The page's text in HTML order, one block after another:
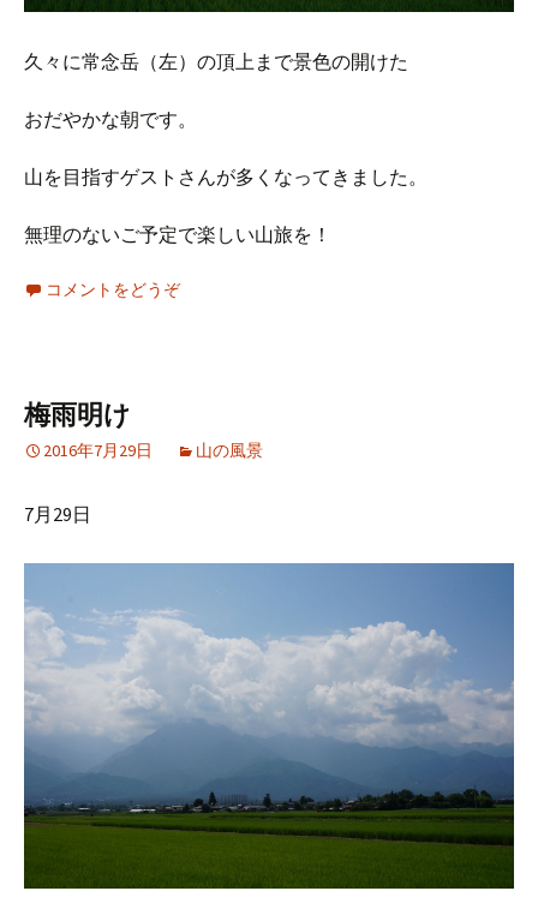
久々に常念岳（左）の頂上まで景色の開けた
おだやかな朝です。
山を目指すゲストさんが多くなってきました。
無理のないご予定で楽しい山旅を！
コメントをどうぞ
梅雨明け
2016年7月29日 山の風景
7月29日